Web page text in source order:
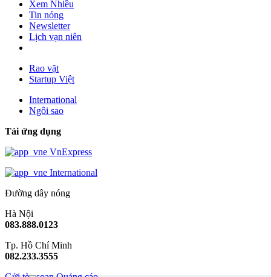
Xem Nhiều
Tin nóng
Newsletter
Lịch vạn niên
Rao vặt
Startup Việt
International
Ngôi sao
Tải ứng dụng
VnExpress
International
Đường dây nóng
Hà Nội
083.888.0123
Tp. Hồ Chí Minh
082.233.3555